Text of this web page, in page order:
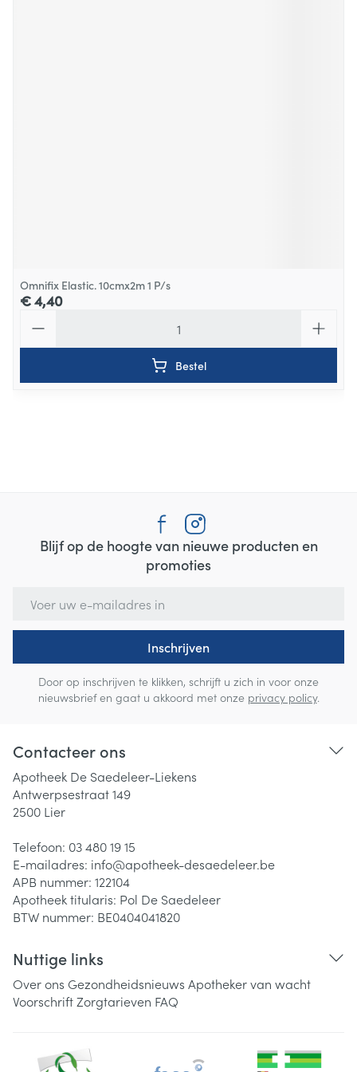
Omnifix Elastic. 10cmx2m 1 P/s
€ 4,40
Bestel
Blijf op de hoogte van nieuwe producten en
promoties
Inschrijven
Door op inschrijven te klikken, schrijft u zich in voor onze
nieuwsbrief en gaat u akkoord met onze privacy policy.
Contacteer ons
Apotheek De Saedeleer-Liekens
Antwerpsestraat 149
2500 Lier
Telefoon: 03 480 19 15
E-mailadres: info@apotheek-desaedeleer.be
APB nummer: 122104
Apotheek titularis: Pol De Saedeleer
BTW nummer: BE0404041820
Nuttige links
Over ons Gezondheidsnieuws Apotheker van wacht
VoorschriftZorgtarieven FAQ